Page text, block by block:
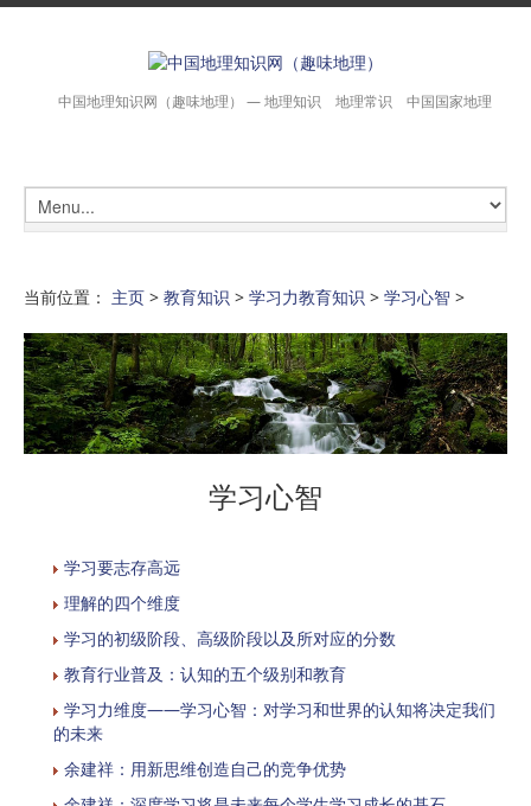
中国地理知识网（趣味地理） — 地理知识 地理常识 中国国家地理
当前位置： 主页 > 教育知识 > 学习力教育知识 > 学习心智 >
学习心智
学习要志存高远
理解的四个维度
学习的初级阶段、高级阶段以及所对应的分数
教育行业普及：认知的五个级别和教育
学习力维度——学习心智：对学习和世界的认知将决定我们
的未来
余建祥：用新思维创造自己的竞争优势